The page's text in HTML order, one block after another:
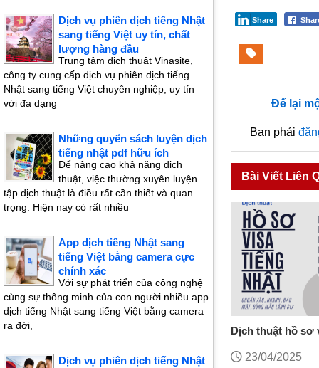
Share
Để lại
Bạn phải
Bài Viết Liên
Dịch thuật hồ sơ
23/04/2025
Dịch vụ phiên dịch tiếng Nhật
sang tiếng Việt uy tín, chất
lượng hàng đầu
Trung tâm dịch thuật Vinasite,
công ty cung cấp dịch vụ phiên dịch tiếng
Nhật sang tiếng Việt chuyên nghiệp, uy tín
với đa dạng
Những quyển sách luyện dịch
tiếng nhật pdf hữu ích
Để nâng cao khả năng dịch
thuật, việc thường xuyên luyện
tập dịch thuật là điều rất cần thiết và quan
trọng. Hiện nay có rất nhiều
App dịch tiếng Nhật sang
tiếng Việt bằng camera cực
chính xác
Với sự phát triển của công nghệ
cùng sự thông minh của con người nhiều app
dịch tiếng Nhật sang tiếng Việt bằng camera
ra đời,
Dịch vụ phiên dịch tiếng Nhật